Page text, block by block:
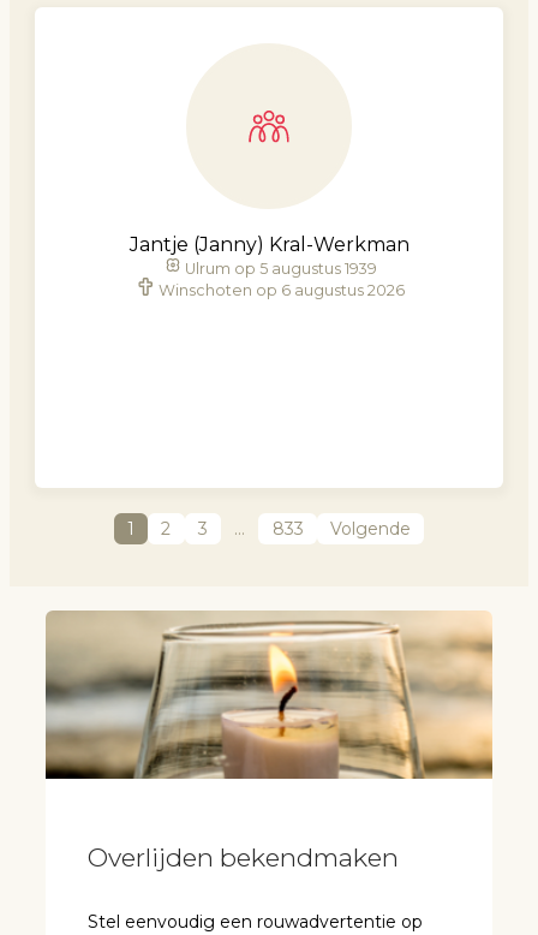
Jantje (Janny) Kral-Werkman
Ulrum op 5 augustus 1939
Winschoten op 6 augustus 2026
1 2 3 … 833 Volgende
Overlijden bekendmaken
Stel eenvoudig een rouwadvertentie op